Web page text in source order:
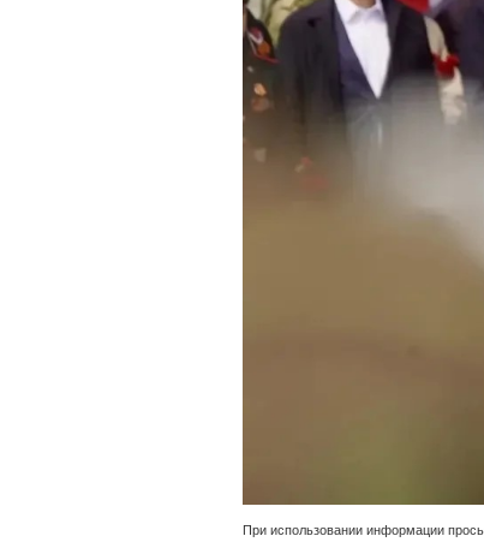
При использовании информации